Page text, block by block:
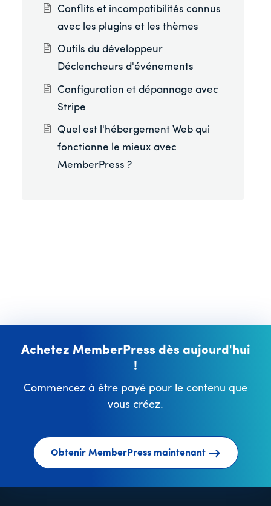
Conflits et incompatibilités connus
avec les plugins et les thèmes
Outils du développeur
Déclencheurs d'événements
Configuration et dépannage avec
Stripe
Quel est l'hébergement Web qui
fonctionne le mieux avec
MemberPress ?
Achetez MemberPress dès aujourd'hui
!
Commencez à être payé pour le contenu que
vous créez.
Obtenir MemberPress maintenant